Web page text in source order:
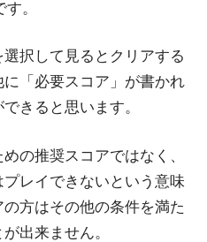
す。
択して見るとクリアする
「必要スコア」が書かれ
きると思います。
の推奨スコアではなく、
レイできないという意味
方はその他の条件を満た
出来ません。